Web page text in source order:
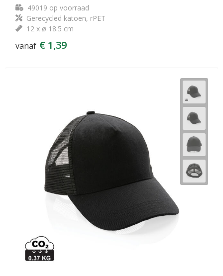
49019 op voorraad
Gerecycled katoen, rPET
12 x ø 18.5 cm
vanaf € 1,39